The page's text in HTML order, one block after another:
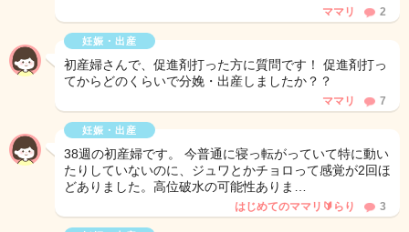
ママリ 2
妊娠・出産
初産婦さんで、促進剤打った方に質問です！ 促進剤打っ
てからどのくらいで分娩・出産しましたか？？
ママリ 7
妊娠・出産
38週の初産婦です。 今普通に寝っ転がっていて特に動い
たりしていないのに、ジュワとかチョロって感覚が2回ほ
どありました。高位破水の可能性ありま…
はじめてのママリ🔰らり 3